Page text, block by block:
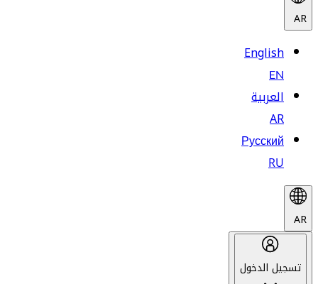
AR
English
EN
العربية
AR
Русский
RU
AR
تسجيل الدخول